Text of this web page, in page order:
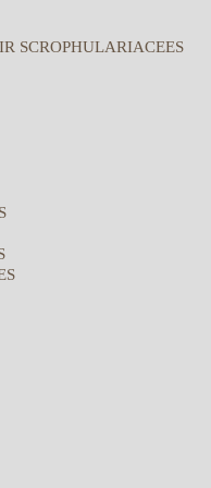
SCROPHULARIACEES